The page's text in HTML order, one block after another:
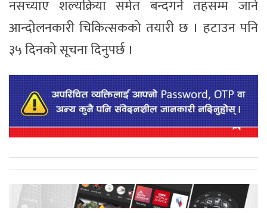
नसच्याए शल्यक्रिया समेत बन्दगर्ने तहसम्म जाने
आन्दोलनकारी चिकित्सकको तयारी छ । हटाउन पनि
३५ दिनको सूचना दिनुपर्छ ।